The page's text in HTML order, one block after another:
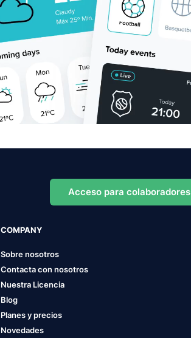
Acceso para colaboradores
COMPANY
Sobre nosotros
Contacta con nosotros
Nuestra Licencia
Blog
Planes y precios
Novedades